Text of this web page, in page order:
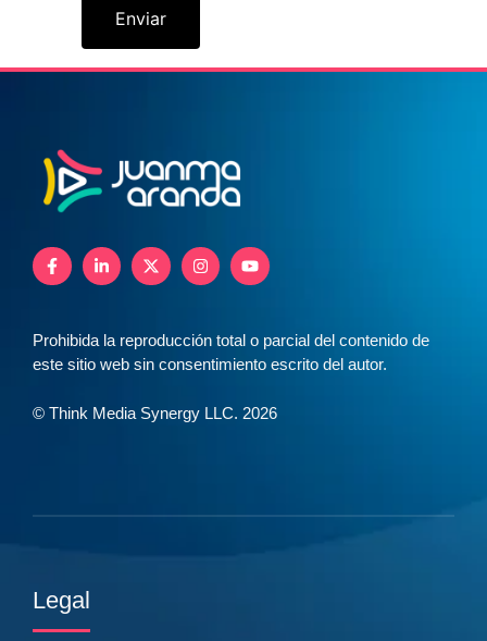
Enviar
Prohibida la reproducción total o parcial del contenido de
este sitio web sin consentimiento escrito del autor.
© Think Media Synergy LLC. 2026
Legal